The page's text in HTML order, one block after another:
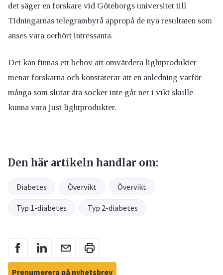
det säger en forskare vid Göteborgs universitet till
Tidningarnas telegrambyrå appropå de nya resultaten som
anses vara oerhört intressanta.
Det kan finnas ett behov att omvärdera lightprodukter
menar forskarna och konstaterar att en anledning varför
många som slutar äta socker inte går ner i vikt skulle
kunna vara just lightprodukter.
Den här artikeln handlar om:
Diabetes Övervikt Övervikt
Typ 1-diabetes Typ 2-diabetes
Prenumerera på nyhetsbrev